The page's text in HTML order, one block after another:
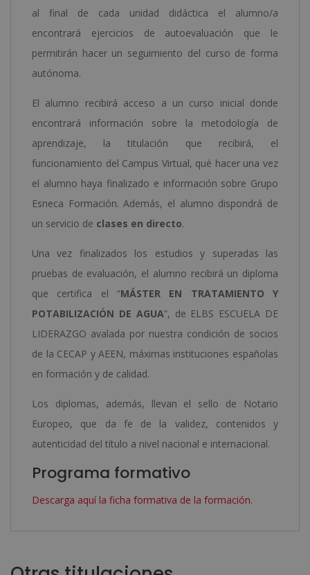
al final de cada unidad didáctica el alumno/a
encontrará ejercicios de autoevaluación que le
permitirán hacer un seguimiento del curso de forma
autónoma.
El alumno recibirá acceso a un curso inicial donde
encontrará información sobre la metodología de
aprendizaje, la titulación que recibirá, el
funcionamiento del Campus Virtual, qué hacer una vez
el alumno haya finalizado e información sobre Grupo
Esneca Formación. Además, el alumno dispondrá de
un servicio de clases en directo.
Una vez finalizados los estudios y superadas las
pruebas de evaluación, el alumno recibirá un diploma
que certifica el “MÁSTER EN TRATAMIENTO Y
POTABILIZACIÓN DE AGUA”, de ELBS ESCUELA DE
LIDERAZGO avalada por nuestra condición de socios
de la CECAP y AEEN, máximas instituciones españolas
en formación y de calidad.
Los diplomas, además, llevan el sello de Notario
Europeo, que da fe de la validez, contenidos y
autenticidad del título a nivel nacional e internacional.
Programa formativo
Descarga aquí la ficha formativa de la formación.